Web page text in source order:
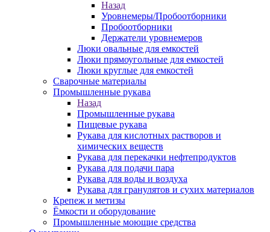
Назад
Уровнемеры/Пробоотборники
Пробоотборники
Держатели уровнемеров
Люки овальные для емкостей
Люки прямоугольные для емкостей
Люки круглые для емкостей
Сварочные материалы
Промышленные рукава
Назад
Промышленные рукава
Пищевые рукава
Рукава для кислотных растворов и
химических веществ
Рукава для перекачки нефтепродуктов
Рукава для подачи пара
Рукава для воды и воздуха
Рукава для гранулятов и сухих материалов
Крепеж и метизы
Ёмкости и оборудование
Промышленные моющие средства